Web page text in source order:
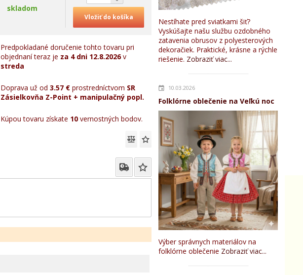
Nestíhate pred sviatkami šiť?
Vyskúšajte našu službu ozdobného
zatavenia obrusov z polyesterových
dekoračiek. Praktické, krásne a rýchle
riešenie. Zobraziť viac...
10.03.2026
Folklórne oblečenie na Veľkú noc
Výber správnych materiálov na
folklórne oblečenie Zobraziť viac...
skladom
Vložiť do košíka
Predpokladané doručenie tohto tovaru pri
objednaní teraz je za 4 dni 12.8.2026v
streda
Doprava už od 3.57 € prostredníctvom SR
Zásielkovňa Z-Point + manipulačný popl.
Kúpou tovaru získate 10 vernostných bodov.